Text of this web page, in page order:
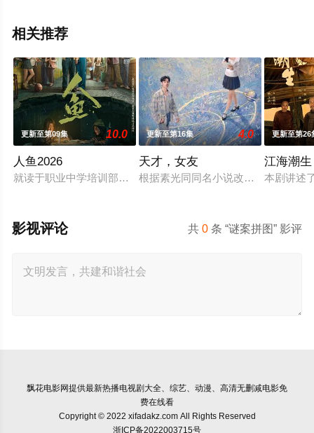
相关推荐
更新至第09集 10.0
人鱼2026
就读于职业中学培训部的花季女生苏琳（黄杨钿甜 饰），虽自
更新至第16集 4.0
天才，女友
根据素光同同名小说改编。江逾白长
更新至第26
江海潮生
本剧讲述
共0 条 “谜案拼图” 影评
影视评论
飘花电影网提供最新热播电视剧大全、综艺、动漫、高清无删减电影免
费在线看
Copyright © 2022 xifadakz.com All Rights Reserved
浙ICP备2022003715号